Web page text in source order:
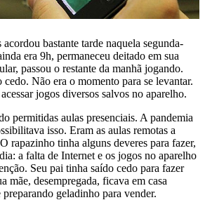
bastante tarde naquela segunda-
era 9h, permaneceu deitado em sua
passou o restante da manhã jogando.
cedo. Não era o momento para se levantar.
jogos diversos salvos no aparelho.
permitidas aulas presenciais. A pandemia
isso. Eram as aulas remotas a
rapazinho tinha alguns deveres para fazer,
a falta de Internet e os jogos no aparelho
Seu pai tinha saído cedo para fazer
mãe, desempregada, ficava em casa
preparando geladinho para vender.